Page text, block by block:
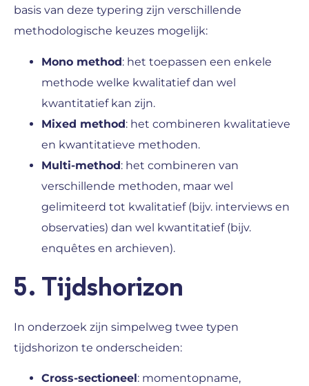
basis van deze typering zijn verschillende
methodologische keuzes mogelijk:
Mono method: het toepassen een enkele
methode welke kwalitatief dan wel
kwantitatief kan zijn.
Mixed method: het combineren kwalitatieve
en kwantitatieve methoden.
Multi-method: het combineren van
verschillende methoden, maar wel
gelimiteerd tot kwalitatief (bijv. interviews en
observaties) dan wel kwantitatief (bijv.
enquêtes en archieven).
5. Tijdshorizon
In onderzoek zijn simpelweg twee typen
tijdshorizon te onderscheiden:
Cross-sectioneel: momentopname,